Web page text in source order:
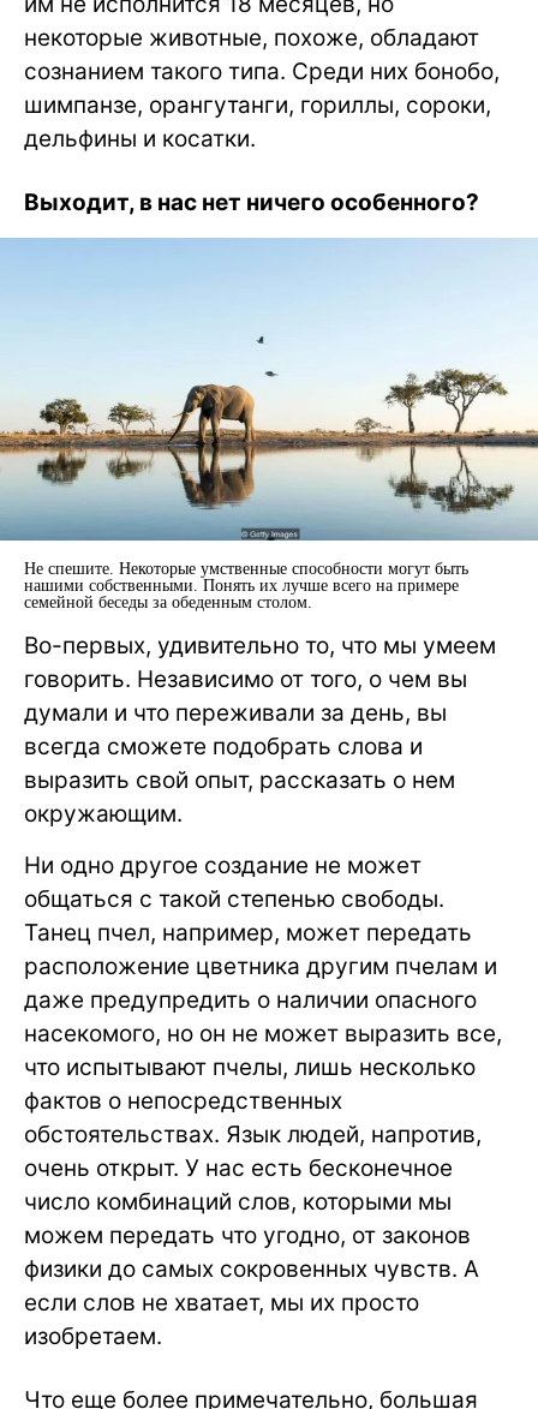
некоторые животные, похоже, обладают
сознанием такого типа. Среди них бонобо,
шимпанзе, орангутанги, гориллы, сороки,
дельфины и косатки.
Выходит, в нас нет ничего особенного?
Не спешите. Некоторые умственные способности могут быть
нашими собственными. Понять их лучше всего на примере
семейной беседы за обеденным столом.
Во-первых, удивительно то, что мы умеем
говорить. Независимо от того, о чем вы
думали и что переживали за день, вы
всегда сможете подобрать слова и
выразить свой опыт, рассказать о нем
окружающим.
Ни одно другое создание не может
общаться с такой степенью свободы.
Танец пчел, например, может передать
расположение цветника другим пчелам и
даже предупредить о наличии опасного
насекомого, но он не может выразить все,
что испытывают пчелы, лишь несколько
фактов о непосредственных
обстоятельствах. Язык людей, напротив,
очень открыт. У нас есть бесконечное
число комбинаций слов, которыми мы
можем передать что угодно, от законов
физики до самых сокровенных чувств. А
если слов не хватает, мы их просто
изобретаем.
Что еще более примечательно, большая